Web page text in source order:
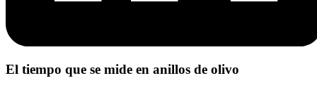
El tiempo que se mide en anillos de olivo